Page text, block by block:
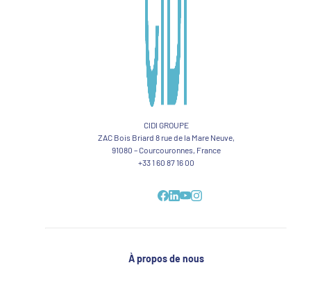
CIDI GROUPE
ZAC Bois Briard 8 rue de la Mare Neuve,
91080 – Courcouronnes, France
+33 1 60 87 16 00
À propos de nous